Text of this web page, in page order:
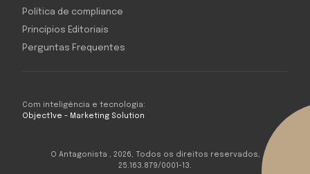
Com inteligência e tecnologia:
Object1ve - Marketing Solution
Política de compliance
Princípios Editoriais
Perguntas Frequentes
O Antagonista , 2026, Todos os direitos reservados,
25.163.879/0001-13.